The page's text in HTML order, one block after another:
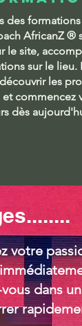
des
AfricanZ®
le site,
sur le lieu.
les
et commencez
dès
votre
dans